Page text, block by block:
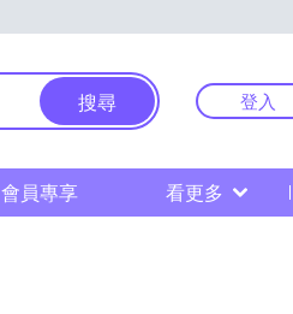
搜尋 登入
會員專享 看更多